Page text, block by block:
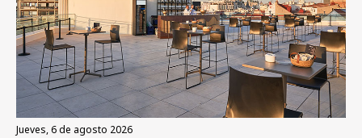
jueves, 6 de agosto 2026